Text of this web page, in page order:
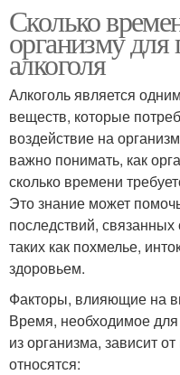
Сколько
организму
алкоголя
Алкоголь является
веществ, которые
воздействие на
важно понимать, как
сколько времени
Это знание может
последствий,
таких как похмелье,
здоровьем.
Факторы, влияющие на
Время, необходимое
из организма, зависит
относятся: